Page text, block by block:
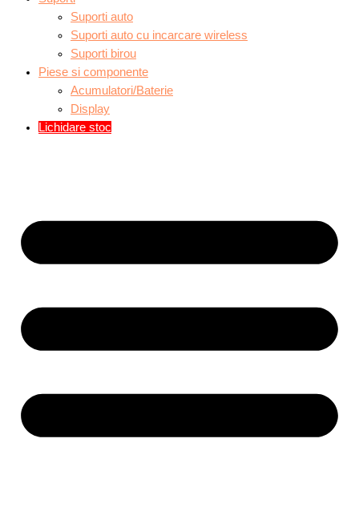
Suporti auto
Suporti auto cu incarcare wireless
Suporti birou
Piese si componente
Acumulatori/Baterie
Display
Lichidare stoc